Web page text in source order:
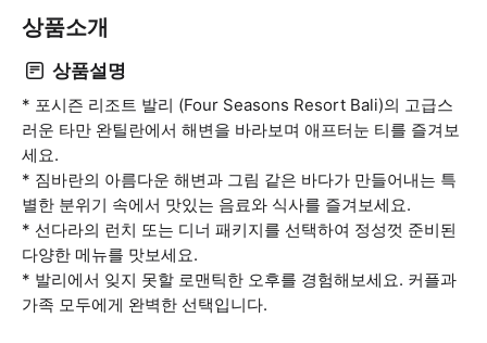
상품소개
상품설명
* 포시즌 리조트 발리 (Four Seasons Resort Bali)의 고급스
러운 타만 완틸란에서 해변을 바라보며 애프터눈 티를 즐겨보
세요.
* 짐바란의 아름다운 해변과 그림 같은 바다가 만들어내는 특
별한 분위기 속에서 맛있는 음료와 식사를 즐겨보세요.
* 선다라의 런치 또는 디너 패키지를 선택하여 정성껏 준비된
다양한 메뉴를 맛보세요.
* 발리에서 잊지 못할 로맨틱한 오후를 경험해보세요. 커플과
가족 모두에게 완벽한 선택입니다.